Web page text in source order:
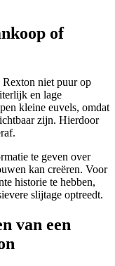
of
niet puur op
en lage
kleine euvels, omdat
zijn. Hierdoor
te geven over
kan creëren. Voor
historie te hebben,
slijtage optreedt.
van een